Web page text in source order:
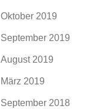
Oktober 2019
September 2019
August 2019
März 2019
September 2018